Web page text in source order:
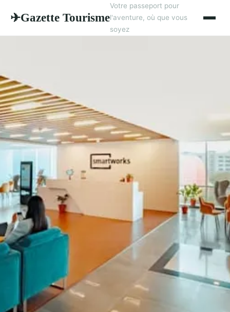
✈Gazette Tourisme
Votre passeport pour
l'aventure, où que vous
soyez